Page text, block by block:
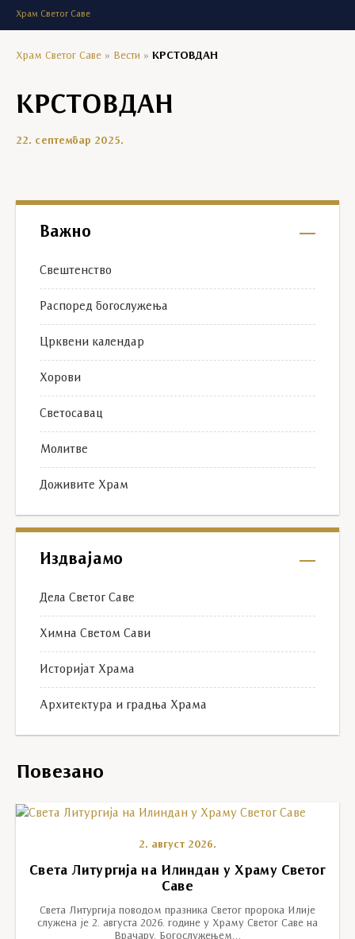
Храм Светог Саве
Храм Светог Саве » Вести » КРСТОВДАН
КРСТОВДАН
22. септембар 2025.
Важно
Свештенство
Распоред богослужења
Црквени календар
Хорови
Светосавац
Молитве
Доживите Храм
Издвајамо
Дела Светог Саве
Химна Светом Сави
Историјат Храма
Архитектура и градња Храма
Повезано
2. август 2026.
Света Литургија на Илиндан у Храму Светог
Саве
Света Литургија поводом празника Светог пророка Илије
служена је 2. августа 2026. године у Храму Светог Саве на
Врачару. Богослужењем…